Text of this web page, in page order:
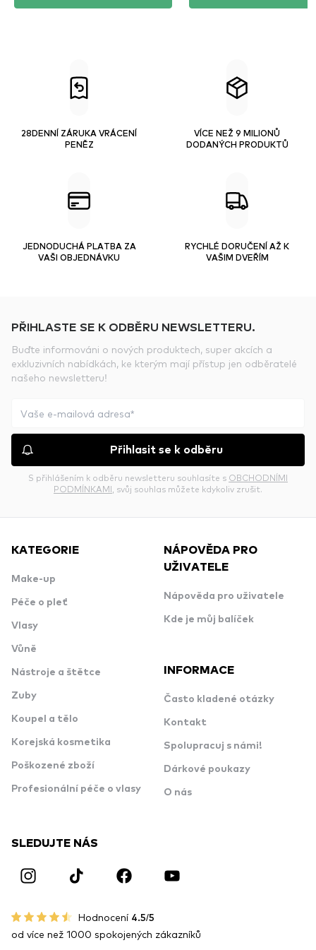
28DENNÍ ZÁRUKA VRÁCENÍ
PENĚZ
VÍCE NEŽ 9 MILIONŮ
DODANÝCH PRODUKTŮ
JEDNODUCHÁ PLATBA ZA
VAŠI OBJEDNÁVKU
RYCHLÉ DORUČENÍ AŽ K
VAŠIM DVEŘÍM
PŘIHLASTE SE K ODBĚRU NEWSLETTERU.
Buďte informováni o nových produktech, super akcích a
exkluzivních nabídkách, ke kterým mají přístup jen odběratelé
našeho newsletteru!
Přihlasit se k odběru
S přihlášením k odběru newsletteru souhlasíte s OBCHODNÍMI
PODMÍNKAMI , svůj souhlas můžete kdykoliv zrušit.
KATEGORIE
Make-up
Péče o pleť
Vlasy
Vůně
Nástroje a štětce
Zuby
Koupel a tělo
Korejská kosmetika
Poškozené zboží
Profesionální péče o vlasy
NÁPOVĚDA PRO
UŽIVATELE
Nápověda pro uživatele
Kde je můj balíček
INFORMACE
Často kladené otázky
Kontakt
Spolupracuj s námi!
Dárkové poukazy
O nás
SLEDUJTE NÁS
Hodnocení 4.5/5
od více než 1000 spokojených zákazníků